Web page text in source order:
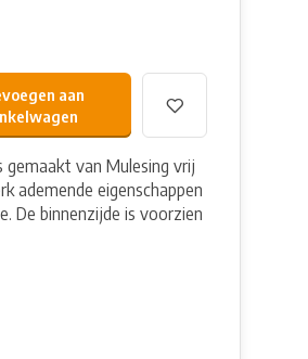
aan
gemaakt van Mulesing vrij
ademende eigenschappen
De binnenzijde is voorzien